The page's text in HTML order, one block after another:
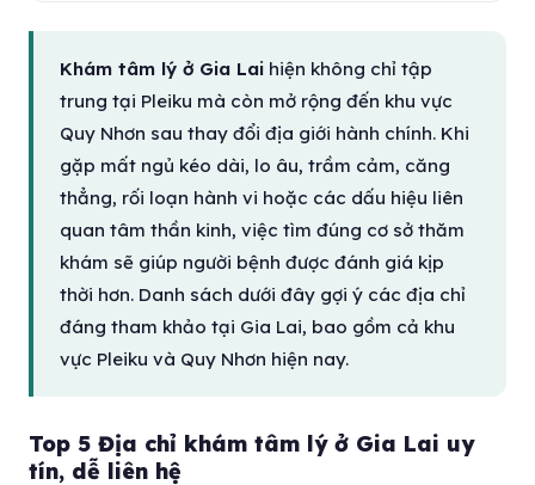
Khám tâm lý ở Gia Lai hiện không chỉ tập
trung tại Pleiku mà còn mở rộng đến khu vực
Quy Nhơn sau thay đổi địa giới hành chính. Khi
gặp mất ngủ kéo dài, lo âu, trầm cảm, căng
thẳng, rối loạn hành vi hoặc các dấu hiệu liên
quan tâm thần kinh, việc tìm đúng cơ sở thăm
khám sẽ giúp người bệnh được đánh giá kịp
thời hơn. Danh sách dưới đây gợi ý các địa chỉ
đáng tham khảo tại Gia Lai, bao gồm cả khu
vực Pleiku và Quy Nhơn hiện nay.
Top 5 Địa chỉ khám tâm lý ở Gia Lai uy
tín, dễ liên hệ